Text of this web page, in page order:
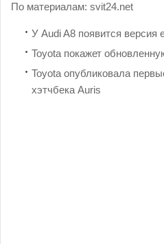
По материалам: svit24.net
У Audi A8 появится версия
Toyota покажет
Toyota опубликовала
хэтчбека Auris